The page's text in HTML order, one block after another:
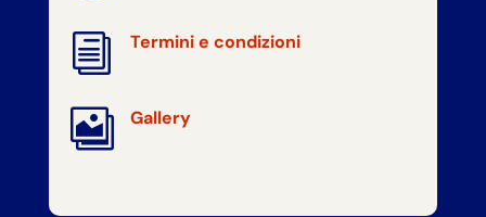
i Termini e condizioni
 Gallery